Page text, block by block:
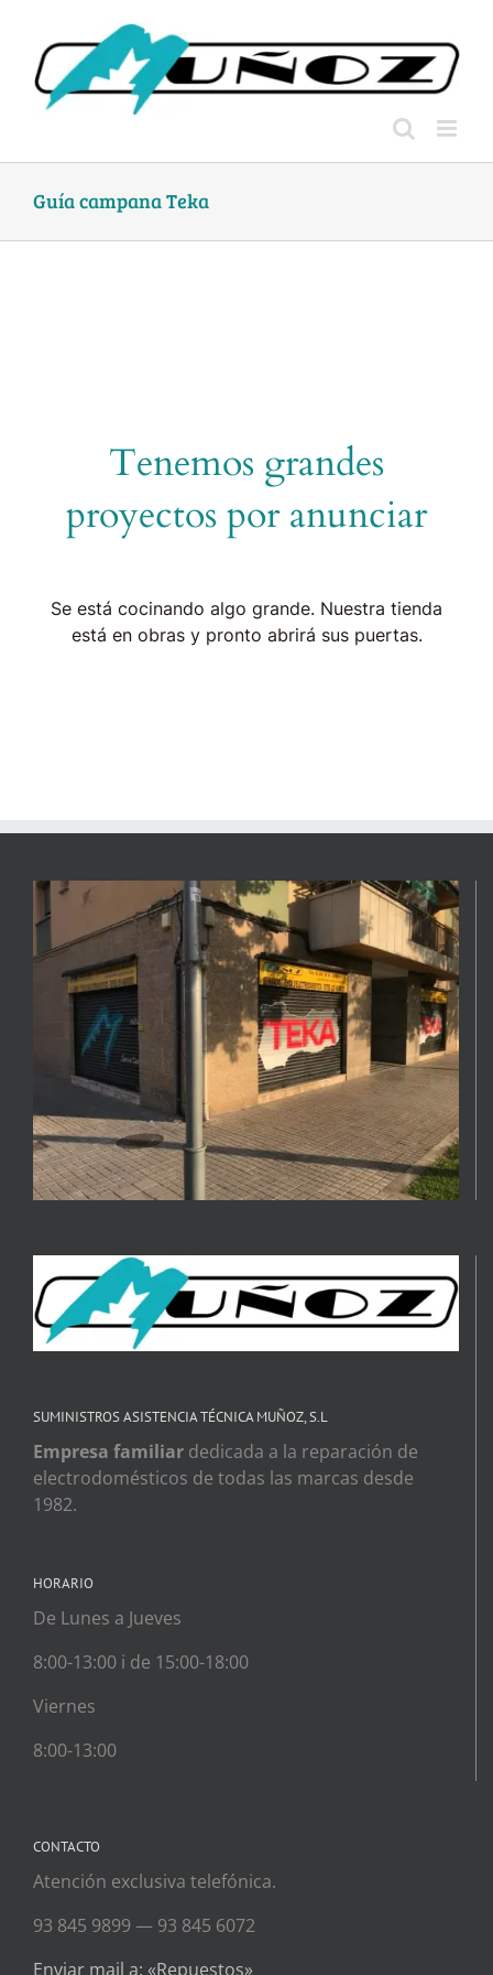
content
Guía campana Teka
Tenemos grandes
proyectos por anunciar
Se está cocinando algo grande. Nuestra tienda
está en obras y pronto abrirá sus puertas.
SUMINISTROS ASISTENCIA TÉCNICA MUÑOZ, S.L
Empresa familiar dedicada a la reparación de
electrodomésticos de todas las marcas desde
1982.
HORARIO
De Lunes a Jueves
8:00-13:00 i de 15:00-18:00
Viernes
8:00-13:00
CONTACTO
Atención exclusiva telefónica.
93 845 9899 — 93 845 6072
Enviar mail a: «Repuestos»